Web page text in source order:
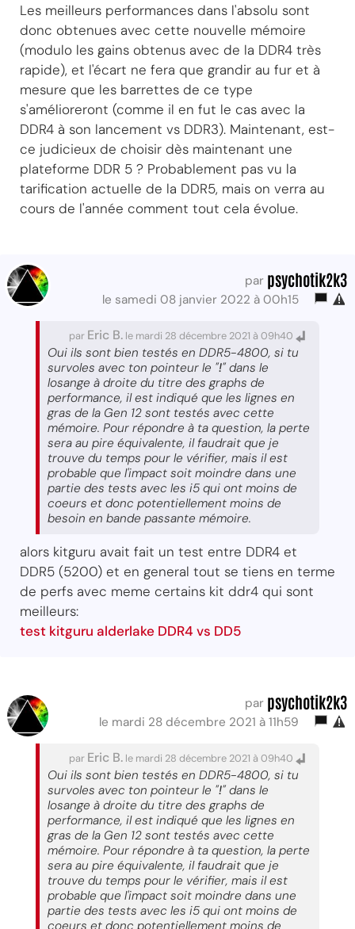
Les meilleurs performances dans l'absolu sont
donc obtenues avec cette nouvelle mémoire
(modulo les gains obtenus avec de la DDR4 très
rapide), et l'écart ne fera que grandir au fur et à
mesure que les barrettes de ce type
s'amélioreront (comme il en fut le cas avec la
DDR4 à son lancement vs DDR3). Maintenant, est-
ce judicieux de choisir dès maintenant une
plateforme DDR 5 ? Probablement pas vu la
tarification actuelle de la DDR5, mais on verra au
cours de l'année comment tout cela évolue.
par psychotik2k3
le samedi 08 janvier 2022 à 00h15
par Eric B. le mardi 28 décembre 2021 à 09h40
Oui ils sont bien testés en DDR5-4800, si tu
survoles avec ton pointeur le "!" dans le
losange à droite du titre des graphs de
performance, il est indiqué que les lignes en
gras de la Gen 12 sont testés avec cette
mémoire. Pour répondre à ta question, la perte
sera au pire équivalente, il faudrait que je
trouve du temps pour le vérifier, mais il est
probable que l'impact soit moindre dans une
partie des tests avec les i5 qui ont moins de
coeurs et donc potentiellement moins de
besoin en bande passante mémoire.
alors kitguru avait fait un test entre DDR4 et
DDR5 (5200) et en general tout se tiens en terme
de perfs avec meme certains kit ddr4 qui sont
meilleurs:
test kitguru alderlake DDR4 vs DD5
par psychotik2k3
le mardi 28 décembre 2021 à 11h59
par Eric B. le mardi 28 décembre 2021 à 09h40
Oui ils sont bien testés en DDR5-4800, si tu
survoles avec ton pointeur le "!" dans le
losange à droite du titre des graphs de
performance, il est indiqué que les lignes en
gras de la Gen 12 sont testés avec cette
mémoire. Pour répondre à ta question, la perte
sera au pire équivalente, il faudrait que je
trouve du temps pour le vérifier, mais il est
probable que l'impact soit moindre dans une
partie des tests avec les i5 qui ont moins de
coeurs et donc potentiellement moins de